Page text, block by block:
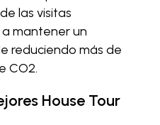
las visitas
mantener un
reduciendo más de
CO2.
House Tour